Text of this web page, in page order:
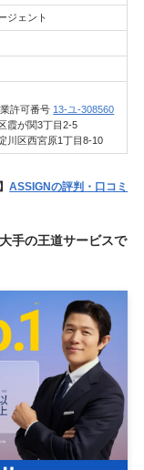
ジェント
許可番号 13-ユ-308560
霞が関3丁目2-5
川区西宮原1丁目8-10
ASSIGNの評判・口コミ
手の王道サービスで